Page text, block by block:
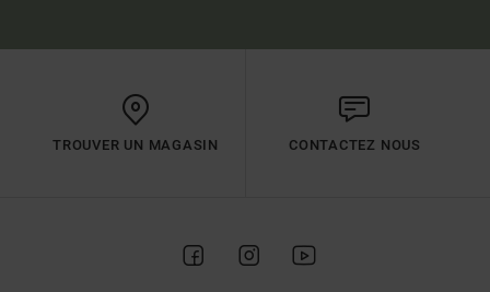
TROUVER UN MAGASIN CONTACTEZ NOUS